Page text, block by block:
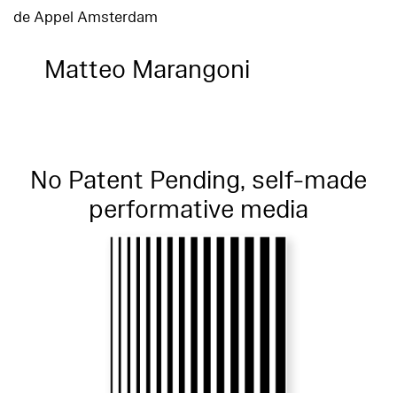
de Appel Amsterdam
Matteo Marangoni
No Patent Pending, self-made
performative media